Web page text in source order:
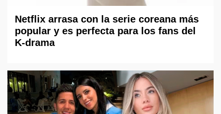
Netflix arrasa con la serie coreana más
popular y es perfecta para los fans del
K-drama